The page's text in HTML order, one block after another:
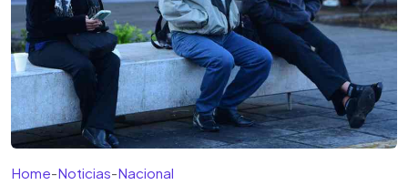
Home-Noticias-Nacional